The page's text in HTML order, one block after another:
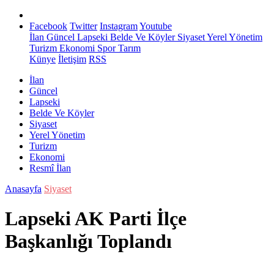
Facebook Twitter InstagramYoutube
İlan Güncel Lapseki Belde Ve KöylerSiyasetYerel Yönetim
Turizm Ekonomi SporTarım
Künye İletişim RSS
İlan
Güncel
Lapseki
Belde Ve Köyler
Siyaset
Yerel Yönetim
Turizm
Ekonomi
Resmî İlan
Anasayfa Siyaset
Lapseki AK Parti İlçe
Başkanlığı Toplandı